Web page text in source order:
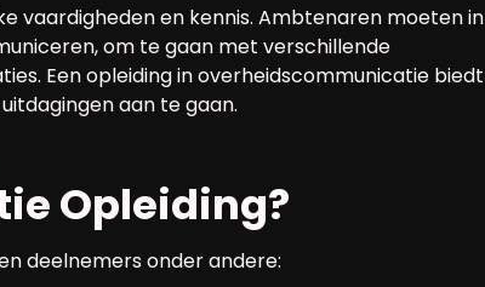
vaardigheden en kennis. Ambtenaren moeten in
om te gaan met verschillende
Een opleiding in overheidscommunicatie biedt
aan te gaan.
Opleiding?
deelnemers onder andere: